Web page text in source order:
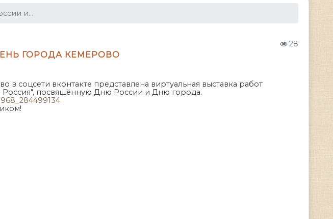
и...
28
ГОРОДА КЕМЕРОВО
в соцсети вконтакте представлена виртуальная выставка работ
посвящённую Дню России и Дню города.